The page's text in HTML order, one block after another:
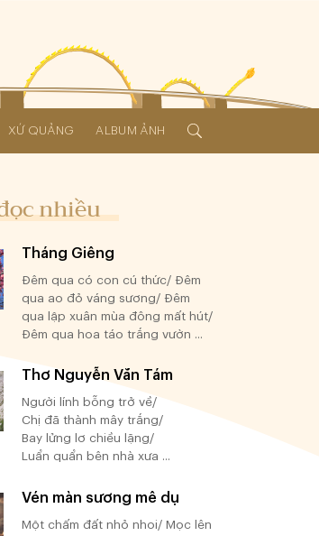
XỨ QUẢNG ALBUM ẢNH
nhiều
Tháng Giêng
Đêm qua có con cú thức/ Đêm
qua ao đỏ váng sương/ Đêm
qua lập xuân mùa đông mất hút/
Đêm qua hoa táo trắng vườn ...
Thơ Nguyễn Văn Tám
Người lính bỗng trở về/
Chị đã thành mây trắng/
Bay lửng lơ chiều lặng/
Luẩn quẩn bên nhà xưa ...
Vén màn sương mê dụ
Một chấm đất nhỏ nhoi/ Mọc lên